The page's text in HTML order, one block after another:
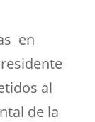
en
al
de la